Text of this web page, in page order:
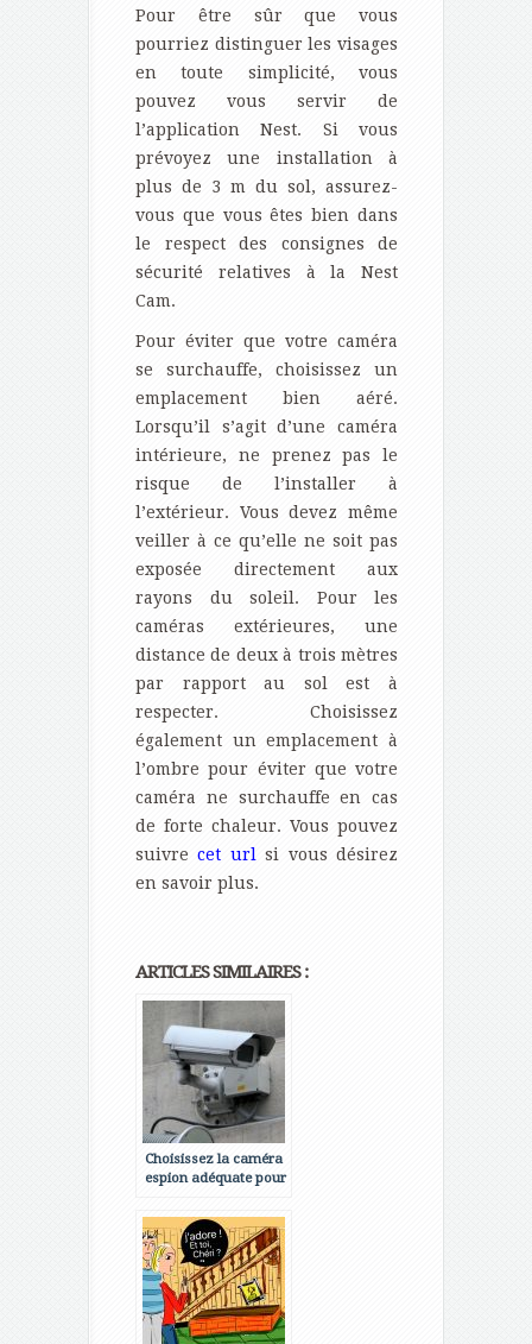
Pour être sûr que vous
pourriez distinguer les visages
en toute simplicité, vous
pouvez vous servir de
l’application Nest. Si vous
prévoyez une installation à
plus de 3 m du sol, assurez-
vous que vous êtes bien dans
le respect des consignes de
sécurité relatives à la Nest
Cam.
Pour éviter que votre caméra
se surchauffe, choisissez un
emplacement bien aéré.
Lorsqu’il s’agit d’une caméra
intérieure, ne prenez pas le
risque de l’installer à
l’extérieur. Vous devez même
veiller à ce qu’elle ne soit pas
exposée directement aux
rayons du soleil. Pour les
caméras extérieures, une
distance de deux à trois mètres
par rapport au sol est à
respecter. Choisissez
également un emplacement à
l’ombre pour éviter que votre
caméra ne surchauffe en cas
de forte chaleur. Vous pouvez
suivre cet url si vous désirez
en savoir plus.
ARTICLES SIMILAIRES :
Choisissez la caméra
espion adéquate pour
de votre maison